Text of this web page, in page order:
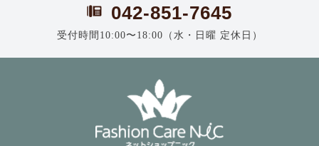
042-851-7645
受付時間10:00〜18:00（水・日曜 定休日）